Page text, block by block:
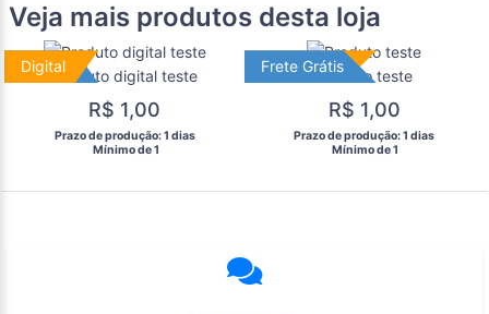
Veja mais produtos desta loja
Digital
Digital
Produto digital teste
R$ 1,00
Prazo de produção: 1 dias
  Mínimo de 1
Frete Grátis
Frete Grátis
Produto teste
R$ 1,00
Prazo de produção: 1 dias
  Mínimo de 1